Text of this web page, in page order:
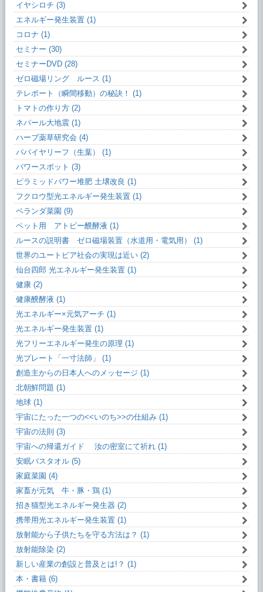
イヤシロチ (3)
エネルギー発生装置 (1)
コロナ (1)
セミナー (30)
セミナーDVD (28)
ゼロ磁場リング ルース (1)
テレポート（瞬間移動）の秘訣！ (1)
トマトの作り方 (2)
ネパール大地震 (1)
ハーブ薬草研究会 (4)
パパイヤリーフ（生葉） (1)
パワースポット (3)
ピラミッドパワー堆肥 土壌改良 (1)
フクロウ型光エネルギー発生装置 (1)
ベランダ菜園 (9)
ペット用 アトピー醗酵液 (1)
ルースの説明書 ゼロ磁場装置（水道用・電気用） (1)
世界のユートピア社会の実現は近い (2)
仙台四郎 光エネルギー発生装置 (1)
健康 (2)
健康醗酵液 (1)
光エネルギー×元気アーチ (1)
光エネルギー発生装置 (1)
光フリーエネルギー発生の原理 (1)
光プレート「一寸法師」 (1)
創造主からの日本人へのメッセージ (1)
北朝鮮問題 (1)
地球 (1)
宇宙にたった一つの<<いのち>>の仕組み (1)
宇宙の法則 (3)
宇宙への帰還ガイド 汝の密室にて祈れ (1)
安眠バスタオル (5)
家庭菜園 (4)
家畜が元気 牛・豚・鶏 (1)
招き猫型光エネルギー発生器 (2)
携帯用光エネルギー発生装置 (1)
放射能から子供たちを守る方法は？ (1)
放射能除染 (2)
新しい産業の創設と普及とは!？ (1)
本・書籍 (6)